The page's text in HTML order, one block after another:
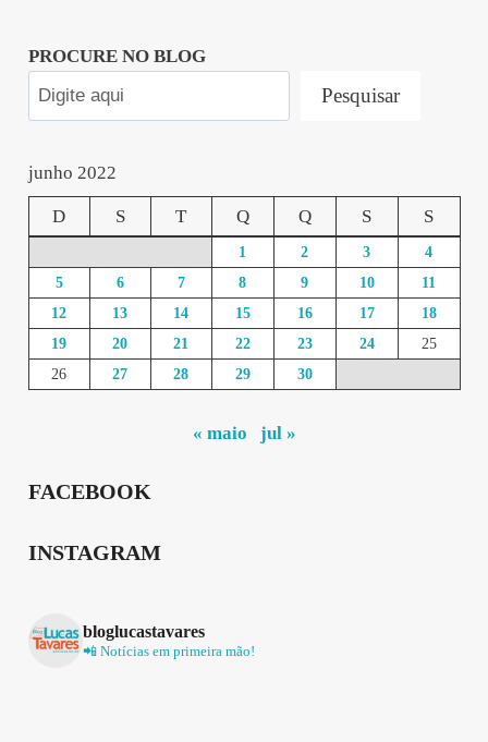
PROCURE NO BLOG
Pesquisar
junho 2022
D S T Q Q S S
1 2 3
4
5
6 7 8 9 10
11
12
13 14 15 16 17
18
19
20 21 22 23 24
25
26
27 28 29 30
« maio jul »
FACEBOOK
INSTAGRAM
bloglucastavares
📲 Notícias em primeira mão!